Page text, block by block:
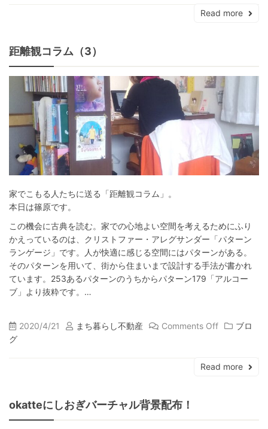
Read more
距離観コラム（3）
家でこもる人たちに送る「距離観コラム」。
本日は篠原です。
この機会に古典を読む。家での心地よい空間を考えるためにふり
かえっているのは、クリストファー・アレグサンダー「パターン
ランゲージ」です。人が快適に感じる空間にはパターンがある。
そのパターンを用いて、街から住まいまで設計する手法が書かれ
ています。253あるパターンのうちからパターン179「アルコー
ブ」より抜粋です。…
2020/4/21 まち暮らし不動産 Comments Off
ブロ
グ
Read more
okatteにしおぎバーチャル背景配布！